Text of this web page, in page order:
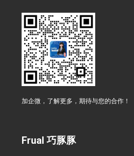
加企微，了解更多，期待与您的合作！
Frual 巧豚豚